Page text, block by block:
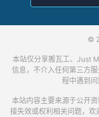
©
本站仅分享搬瓦工、Just
信息，不介入任何第三方
程中遇到问
本站内容主要来源于公开
接失效或权利相关问题，欢